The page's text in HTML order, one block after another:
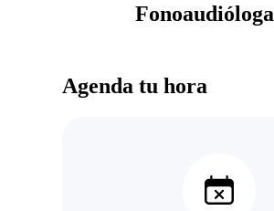
Fonoaudióloga
Agenda tu hora